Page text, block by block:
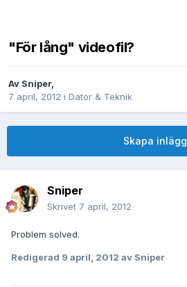
"För lång" videofil?
Av Sniper,
7 april, 2012 i Dator & Teknik
Skapa inlägg
Sniper
Skrivet 7 april, 2012
Problem solved.
Redigerad 9 april, 2012 av Sniper